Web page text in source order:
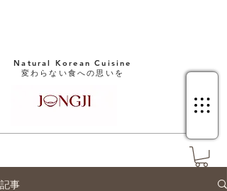
Natural Korean Cuisine​
変わらない食への思いを
記事